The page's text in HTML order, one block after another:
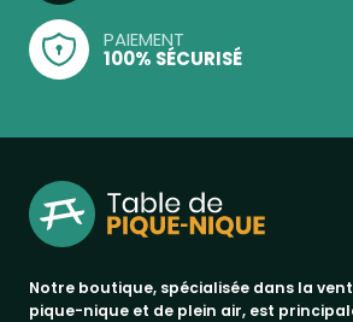
PAIEMENT
100% SÉCURISÉ
Notre boutique, spécialisée dans la
pique-nique et de plein air, est